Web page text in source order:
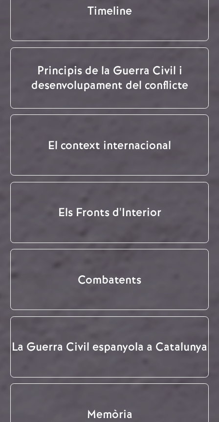
Timeline
Principis de la Guerra Civil i
desenvolupament del conflicte
El context internacional
Els Fronts d'Interior
Combatents
La Guerra Civil espanyola a Catalunya
Memòria